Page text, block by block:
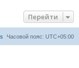
Перейти
Часовой пояс: UTC+05:00